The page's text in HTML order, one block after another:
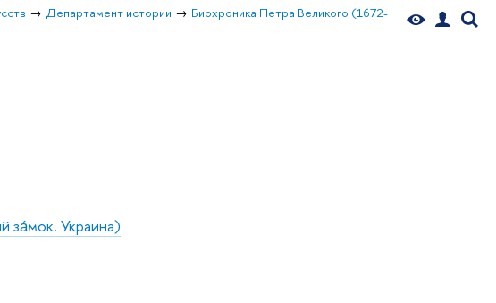
Департамент истории
Биохроника Петра Великого (1672-
за́мок. Украина)